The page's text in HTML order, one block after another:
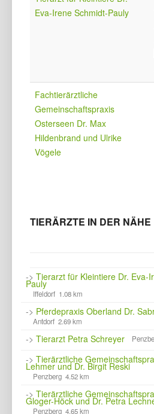
Eva-Irene Schmidt-Pauly
Fachtierärztliche
Gemeinschaftspraxis
Osterseen Dr. Max
Hildenbrand und Ulrike
Vögele
TIERÄRZTE IN DER NÄHE
-> Tierarzt für Kleintiere Dr. Eva-
Pauly
Iffeldorf 1.08 km
-> Pferdepraxis Oberland Dr.
Antdorf 2.69 km
-> Tierarzt Petra Schreyer
-> Tierärztliche
Lehmer und Dr. Birgit Reski
Penzberg 4.52 km
-> Tierärztliche
Gloger-Höck und Dr. Petra
Penzberg 4.65 km